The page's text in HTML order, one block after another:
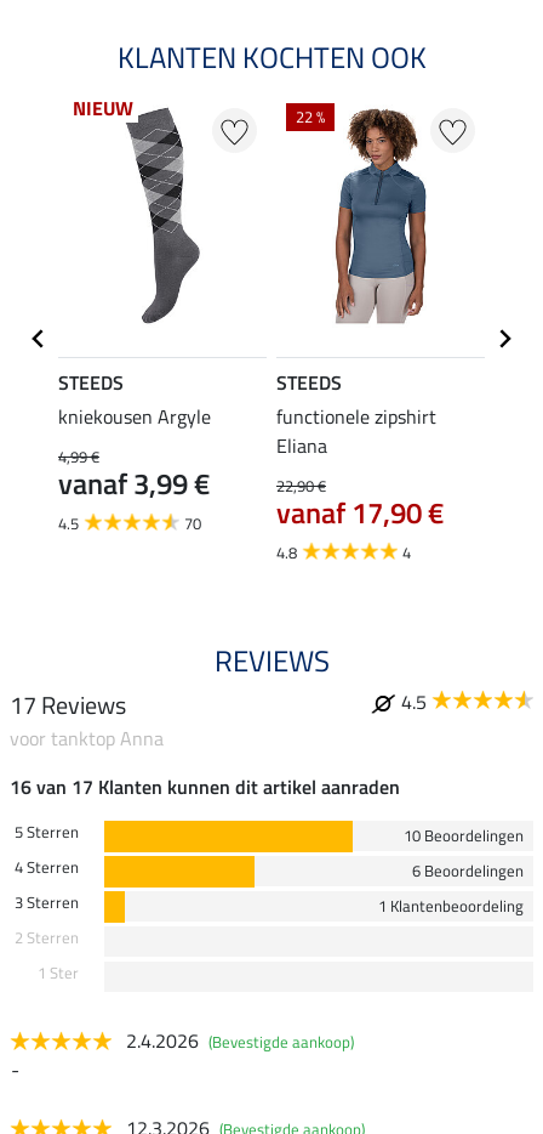
KLANTEN KOCHTEN OOK
NIEUW
STEEDS
kniekousen Argyle
4,99 €
vanaf 3,99 €
4.5 70
22 %
STEEDS
functionele zipshirt
Eliana
22,90 €
vanaf 17,90 €
4.8 4
REVIEWS
17 Reviews
4.5
voor tanktop Anna
16 van 17 Klanten kunnen dit artikel aanraden
5 Sterren
10 Beoordelingen
4 Sterren
6 Beoordelingen
3 Sterren
1 Klantenbeoordeling
2 Sterren
1 Ster
2.4.2026 (Bevestigde aankoop)
-
12.3.2026 (Bevestigde aankoop)